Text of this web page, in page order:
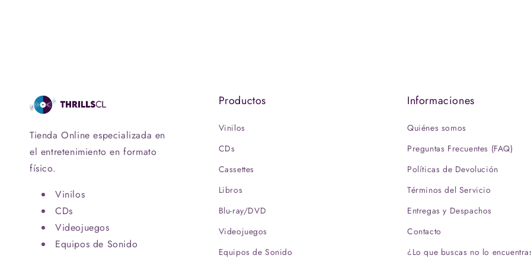
Tienda Online especializada en
el entretenimiento en formato
físico.
Vinilos
CDs
Videojuegos
Equipos de Sonido
Productos
Vinilos
CDs
Cassettes
Libros
Blu-ray/DVD
Videojuegos
Equipos de Sonido
Informaciones
Quiénes somos
Preguntas Frecuentes (FAQ)
Políticas de Devolución
Términos del Servicio
Entregas y Despachos
Contacto
¿Lo que buscas no lo